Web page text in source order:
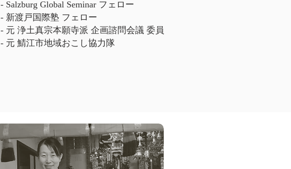
- Salzburg Global Seminar フェロー
- 新渡戸国際塾 フェロー​
- 元 浄土真宗本願寺派 企画諮問会議 委員
- 元 鯖江市地域おこし協力隊